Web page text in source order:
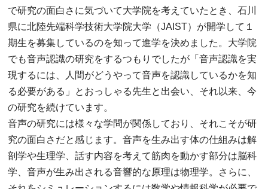
で研究の面白さに気づいて大学院を考えていたとき、石川
県に北陸先端科学技術大学院大学（JAIST）が開学して１
期生を募集しているのを知って進学を決めました。大学院
でも音声認識の研究をするつもりでしたが「音声認識を実
現するには、人間がどうやって音声を認識しているかを知
る必要がある」とおっしゃる先生と出会い、それ以来、今
の研究を続けています。
音声の研究には様々な学問が関係しており、それこそが研
究の面白さだと感じます。音声を生み出す体の仕組みは解
剖学や生理学、話す内容を考えて筋肉を動かす部分は脳科
学、音声が生み出される音響的な原理は物理学。さらに、